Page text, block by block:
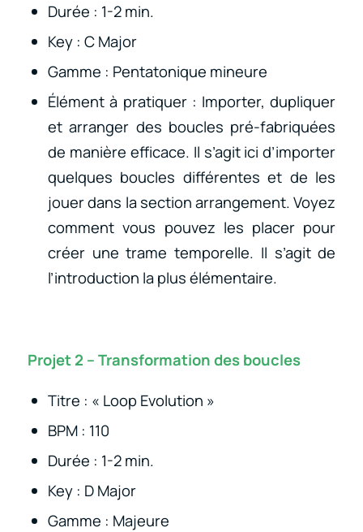
Durée : 1-2 min.
Key : C Major
Gamme : Pentatonique mineure
Élément à pratiquer : Importer, dupliquer
et arranger des boucles pré-fabriquées
de manière efficace. Il s’agit ici d’importer
quelques boucles différentes et de les
jouer dans la section arrangement. Voyez
comment vous pouvez les placer pour
créer une trame temporelle. Il s’agit de
l’introduction la plus élémentaire.
Projet 2 – Transformation des boucles
Titre : « Loop Evolution »
BPM : 110
Durée : 1-2 min.
Key : D Major
Gamme : Majeure